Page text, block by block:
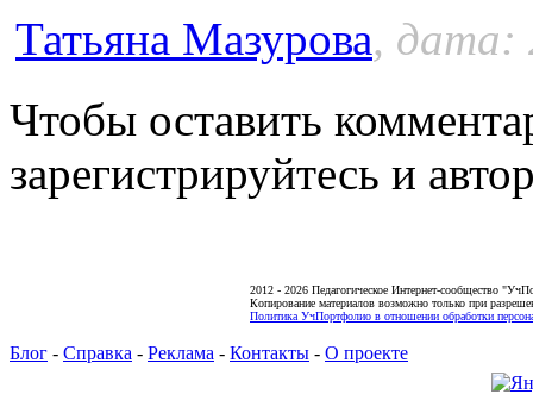
Татьяна Мазурова, дата:
Чтобы оставить
зарегистрируйтесь и
2012 - 2026 Педагогическое Интернет-сообщество
Копирование материалов возможно только при
Политика УчПортфолио в отношении обработки
Блог - Справка - Реклама - Контакты - О проекте